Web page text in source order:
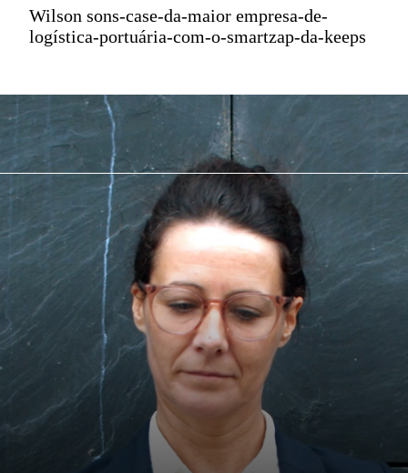
Wilson sons-case-da-maior empresa-de-
logística-portuária-com-o-smartzap-da-keeps